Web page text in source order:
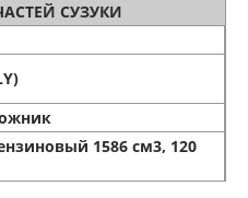
СУЗУКИ
1586 см3, 120